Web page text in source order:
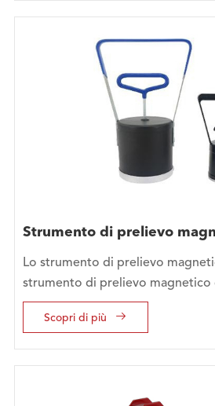
Strumento di prelievo
Lo strumento di prelievo
strumento di prelievo magnetico
Scopri di più 